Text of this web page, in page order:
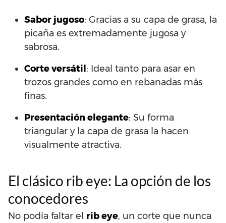
Sabor jugoso: Gracias a su capa de grasa, la
picaña es extremadamente jugosa y
sabrosa.
Corte versátil : Ideal tanto para asar en
trozos grandes como en rebanadas más
finas.
Presentación elegante: Su forma
triangular y la capa de grasa la hacen
visualmente atractiva.
El clásico rib eye: La opción de los
conocedores
No podía faltar el rib eye, un corte que nunca